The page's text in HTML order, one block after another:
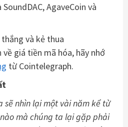
AgaveCoin và
giá tiền mã hóa, hãy nhớ
từ Cointelegraph.
sẽ nhìn lại một vài năm kể từ
mà chúng ta lại gặp phải